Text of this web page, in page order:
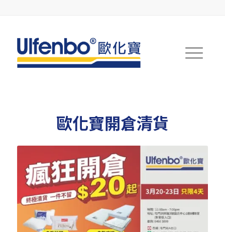
歐化寶開倉清貨